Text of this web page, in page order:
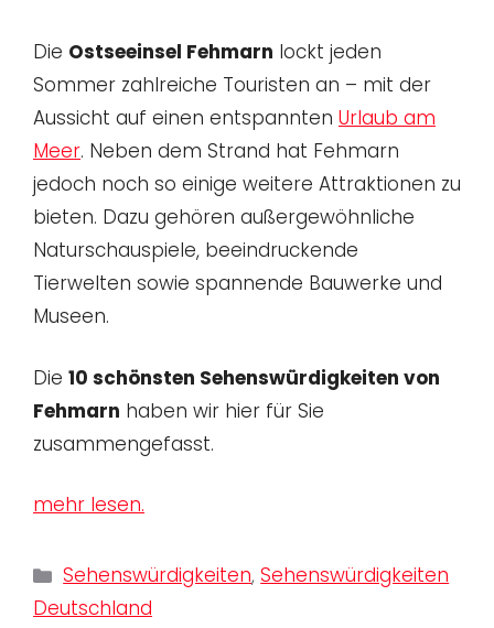
Die Ostseeinsel Fehmarn lockt jeden
Sommer zahlreiche Touristen an – mit der
Aussicht auf einen entspannten Urlaub am
Meer. Neben dem Strand hat Fehmarn
jedoch noch so einige weitere Attraktionen zu
bieten. Dazu gehören außergewöhnliche
Naturschauspiele, beeindruckende
Tierwelten sowie spannende Bauwerke und
Museen.
Die 10 schönsten Sehenswürdigkeiten von
Fehmarn haben wir hier für Sie
zusammengefasst.
mehr lesen.
Kategorien
Sehenswürdigkeiten,Sehenswürdigkeiten
Deutschland